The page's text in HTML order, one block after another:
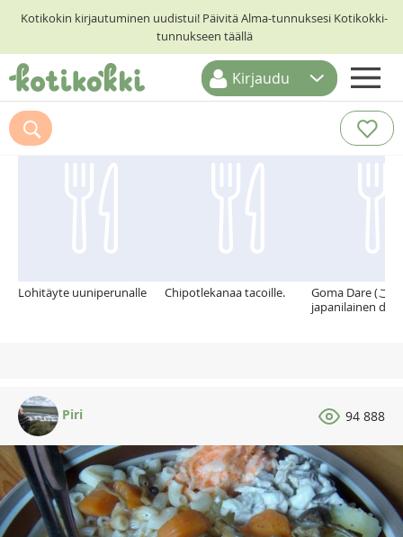
Kotikokin kirjautuminen uudistui! Päivitä Alma-tunnuksesi Kotikokki-
tunnukseen täällä
ETUSIVU
RESEPTIHAKU
Kirjaudu
Suosittelemme myös
Lohitäyte uuniperunalle Chipotlekanaa tacoille.
Goma Dare (ご
japanilainen
Piri 94 888